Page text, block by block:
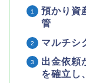
預かり資
管
マルチシ
出金依頼
を確立し